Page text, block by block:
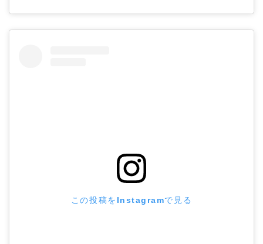
この投稿をInstagramで見る